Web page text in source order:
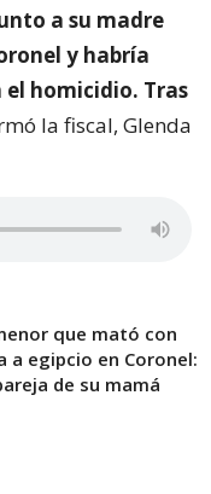
a su madre
y habría
homicidio. Tras
la fiscal, Glenda
que mató con
a egipcio en Coronel:
de su mamá